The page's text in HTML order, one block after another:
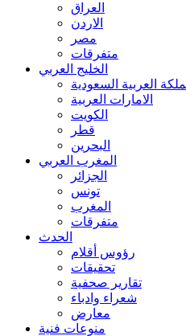
العراق
الاردن
مصر
متفرقات
الخليج العربي
العربية السعودية
الامارات العربية
الكويت
قطر
البحرين
المغرب العربي
الجزائر
تونس
المغرب
متفرقات
الحدث
رؤوس أقلام
تحقيقات
تقارير صحفية
شعراء وادباء
معارض
منوعات فنية